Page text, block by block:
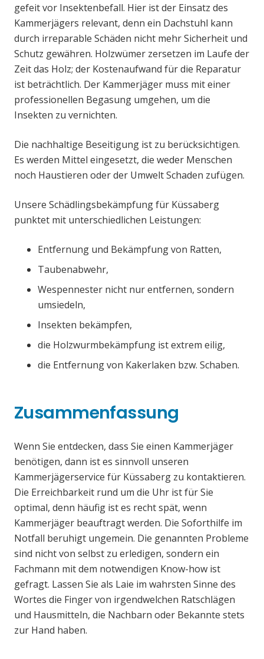
gefeit vor Insektenbefall. Hier ist der Einsatz des
Kammerjägers relevant, denn ein Dachstuhl kann
durch irreparable Schäden nicht mehr Sicherheit und
Schutz gewähren. Holzwümer zersetzen im Laufe der
Zeit das Holz; der Kostenaufwand für die Reparatur
ist beträchtlich. Der Kammerjäger muss mit einer
professionellen Begasung umgehen, um die
Insekten zu vernichten.
Die nachhaltige Beseitigung ist zu berücksichtigen.
Es werden Mittel eingesetzt, die weder Menschen
noch Haustieren oder der Umwelt Schaden zufügen.
Unsere Schädlingsbekämpfung für Küssaberg
punktet mit unterschiedlichen Leistungen:
Entfernung und Bekämpfung von Ratten,
Taubenabwehr,
Wespennester nicht nur entfernen, sondern
umsiedeln,
Insekten bekämpfen,
die Holzwurmbekämpfung ist extrem eilig,
die Entfernung von Kakerlaken bzw. Schaben.
Zusammenfassung
Wenn Sie entdecken, dass Sie einen Kammerjäger
benötigen, dann ist es sinnvoll unseren
Kammerjägerservice für Küssaberg zu kontaktieren.
Die Erreichbarkeit rund um die Uhr ist für Sie
optimal, denn häufig ist es recht spät, wenn
Kammerjäger beauftragt werden. Die Soforthilfe im
Notfall beruhigt ungemein. Die genannten Probleme
sind nicht von selbst zu erledigen, sondern ein
Fachmann mit dem notwendigen Know-how ist
gefragt. Lassen Sie als Laie im wahrsten Sinne des
Wortes die Finger von irgendwelchen Ratschlägen
und Hausmitteln, die Nachbarn oder Bekannte stets
zur Hand haben.